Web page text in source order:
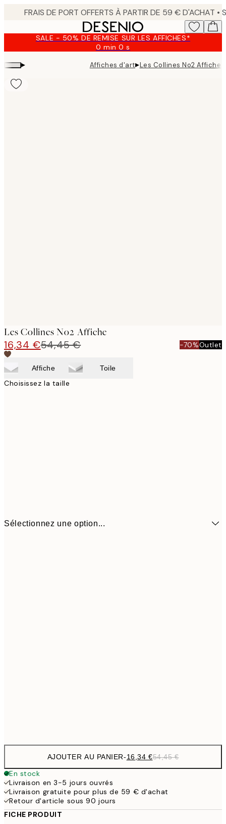
content.SALE - 50% DE REMISE SUR LES AFFICHES*
0 min0 s
Valable
jusqu'au
:
▸ Affiches d'art▸Les Collines No2 Affiche
Les Collines No2 Affiche
16,34 €54,45 € -70%Outlet
Affiche Toile
Choisissez la taille
Sélectionnez une option...
AJOUTER AU PANIER-16,34 €54,45 €
En stock
Livraison en 3-5 jours ouvrés
Livraison gratuite pour plus de 59 € d'achat
Retour d'article sous 90 jours
FICHE PRODUIT